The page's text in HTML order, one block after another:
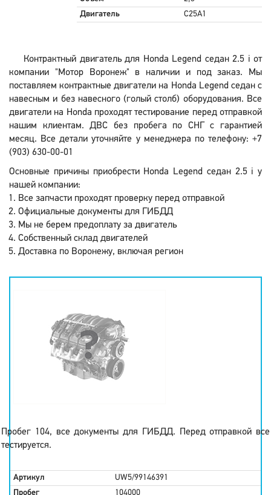
Двигатель
C25A1
Контрактный двигатель для Honda Legend седан 2.5 i от
компании "Мотор Воронеж" в наличии и под заказ. Мы
поставляем контрактные двигатели на Honda Legend седан с
навесным и без навесного (голый столб) оборудования. Все
двигатели на Honda проходят тестирование перед отправкой
нашим клиентам. ДВС без пробега по СНГ с гарантией
месяц. Все детали уточняйте у менеджера по телефону: +7
(903) 630-00-01
Основные причины приобрести Honda Legend седан 2.5 i у
нашей компании:
Все запчасти проходят проверку перед отправкой
Официальные документы для ГИБДД
Мы не берем предоплату за двигатель
Собственный склад двигателей
Доставка по Воронежу, включая регион
Пробег 104, все документы для ГИБДД. Перед отправкой все
тестируется.
Артикул
UW5/99146391
Пробег
104000